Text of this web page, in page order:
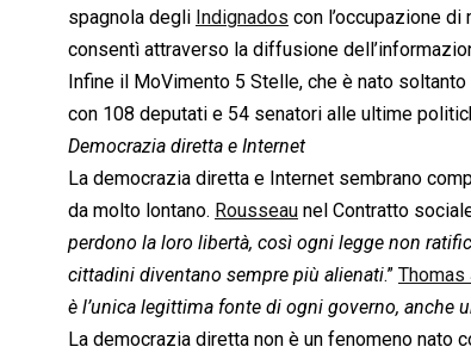
spagnola degli Indignados con l’occupazione
consentì attraverso la diffusione
Infine il MoVimento 5 Stelle, che è nato
con 108 deputati e 54 senatori alle ultime
Democrazia diretta e Internet
La democrazia diretta e Internet sembrano
da molto lontano. Rousseau nel Contratto
perdono la loro libertà, così ogni legge non
cittadini diventano sempre più alienati.”
è l’unica legittima fonte di ogni governo, anche
La democrazia diretta non è un fenomeno nato